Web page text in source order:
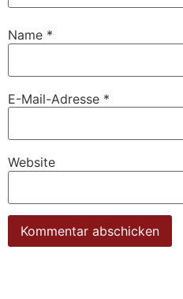
Name *
E-Mail-Adresse *
Website